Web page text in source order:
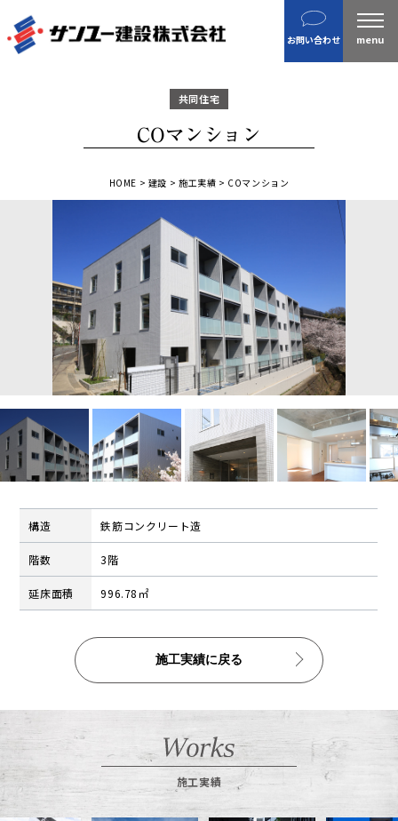
お問い合わせ
建設
私たちの目指す姿 / CSR
施工実績
IR情報
財務情報
株主総会招集通知など
株式インフォメーション
学生の皆さまへ
会社の特徴
採用情報
（請求書関係はコチラ）
（請求書用紙ダウンロードはコチラ）
会社案内ダウンロード（PDF）
共同住宅
COマンション
HOME > 建設 > 施工実績 > COマンション
構造 鉄筋コンクリート造
階数 3階
延床面積 996.78㎡
施工実績に戻る
施工実績